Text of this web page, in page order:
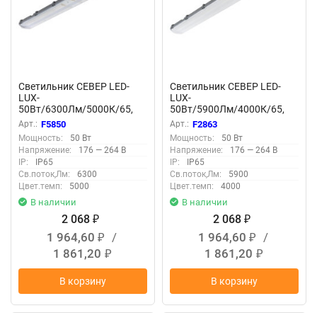
Светильник СЕВЕР LED-
LUX-
50Вт/6300Лм/5000К/65,
прозр F5850
Арт.: F5850
Мощность:
50 Вт
Напряжение:
176 — 264 В
IP:
IP65
Св.поток,Лм:
6300
Цвет.темп:
5000
В наличии
2 068 ₽
1 964,60 ₽
/
1 861,20 ₽
В корзину
Светильник СЕВЕР LED-
LUX-
50Вт/5900Лм/4000К/65,
опал F2863
Арт.: F2863
Мощность:
50 Вт
Напряжение:
176 — 264 В
IP:
IP65
Св.поток,Лм:
5900
Цвет.темп:
4000
В наличии
2 068 ₽
1 964,60 ₽
/
1 861,20 ₽
В корзину